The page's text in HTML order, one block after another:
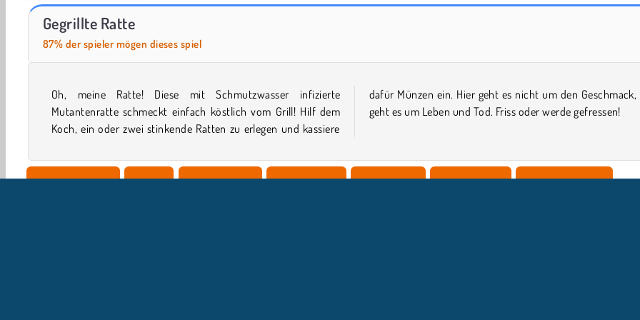
Gruppenquiz
Gegrillte Ratte
87% der spieler mögen dieses spiel
Oh, meine Ratte! Diese mit Schmutzwasser infizierte
Mutantenratte schmeckt einfach köstlich vom Grill! Hilf dem
Koch, ein oder zwei stinkende Ratten zu erlegen und kassiere
dafür Münzen ein. Hier geht es nicht um den Geschmack, hier
geht es um Leben und Tod. Friss oder werde gefressen!
Geschicklichkeit Action Arkadenspiele Jungenspiele Coole Spiele Arenakämpfe Highscore-Spiele